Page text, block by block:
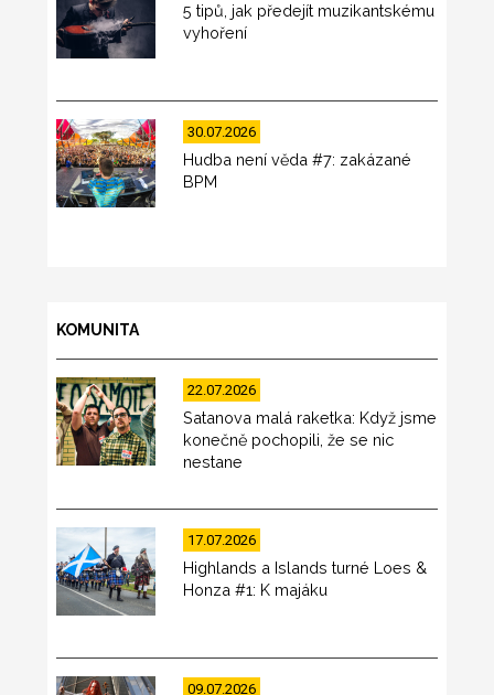
5 tipů, jak předejít muzikantskému
vyhoření
30.07.2026
Hudba není věda #7: zakázané
BPM
KOMUNITA
22.07.2026
Satanova malá raketka: Když jsme
konečně pochopili, že se nic
nestane
17.07.2026
Highlands a Islands turné Loes &
Honza #1: K majáku
09.07.2026